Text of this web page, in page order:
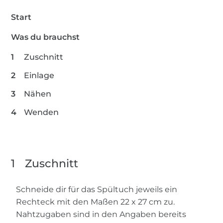
Start
Was du brauchst
Zuschnitt
Einlage
Nähen
Wenden
1 Zuschnitt
Schneide dir für das Spültuch jeweils ein
Rechteck mit den Maßen 22 x 27 cm zu.
Nahtzugaben sind in den Angaben bereits